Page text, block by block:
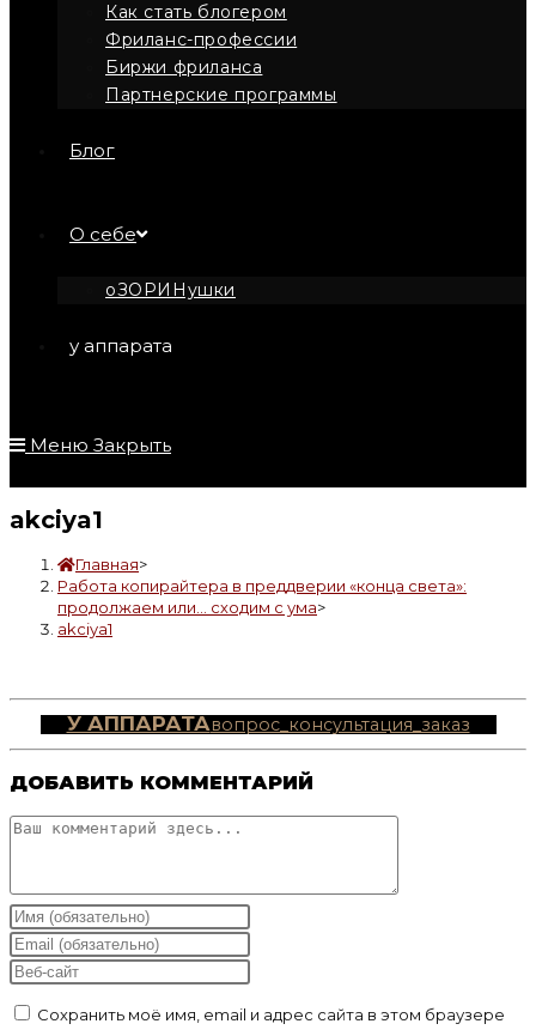
Как стать блогером
Фриланс-профессии
Биржи фриланса
Партнерские программы
Блог
О себе
оЗОРИНушки
у аппарата
Меню Закрыть
akciya1
Главная>
Работа копирайтера в преддверии «конца света»:
продолжаем или… сходим с ума>
akciya1
У АППАРАТАвопрос_консультация_заказ
ДОБАВИТЬ КОММЕНТАРИЙ
Комментарий
Введите
свое
имя
имя
Введите
свой
адрес,
Введите
вашего
Сохранить моё имя, email и адрес сайта в этом браузере